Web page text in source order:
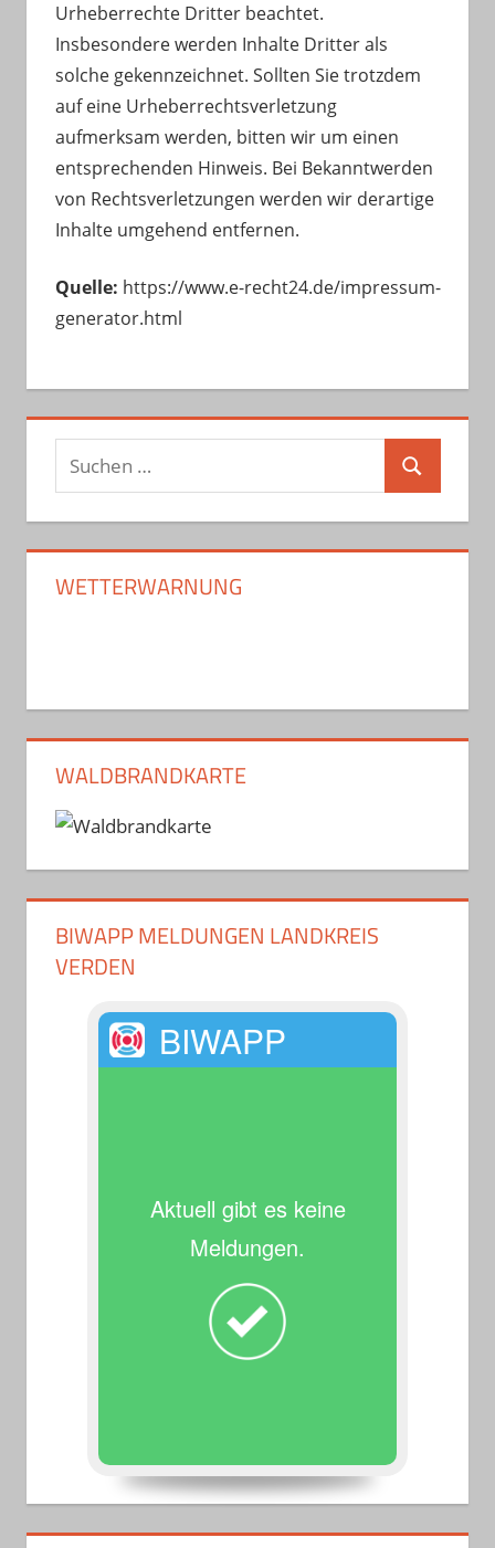
Urheberrechte Dritter beachtet.
Insbesondere werden Inhalte Dritter als
solche gekennzeichnet. Sollten Sie trotzdem
auf eine Urheberrechtsverletzung
aufmerksam werden, bitten wir um einen
entsprechenden Hinweis. Bei Bekanntwerden
von Rechtsverletzungen werden wir derartige
Inhalte umgehend entfernen.
Quelle: https://www.e-recht24.de/impressum-
generator.html
Suchen
nach:
Suchen
WETTERWARNUNG
WALDBRANDKARTE
BIWAPP MELDUNGEN LANDKREIS
VERDEN
BIWAPP
Aktuell gibt es keine
Meldungen.